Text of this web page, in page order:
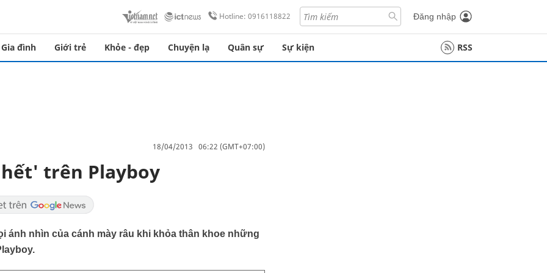
Hotline: 0916118822 Đăng nhập
Gia đình Giới trẻ Khỏe - đẹp Chuyện lạ Quân sự Sự kiện RSS
18/04/2013 06:22 (GMT+07:00)
trên Playboy
ánh nhìn của cánh mày râu khi khỏa thân khoe những